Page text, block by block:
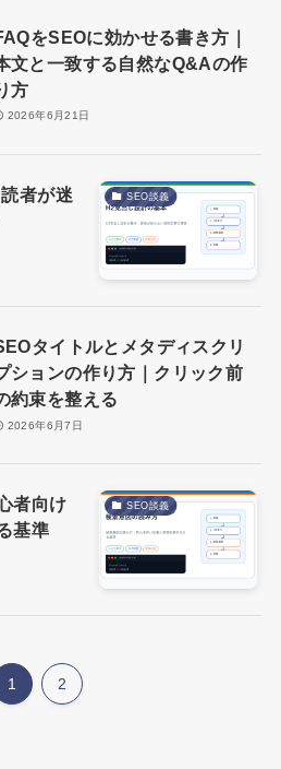
をSEOに効かせる書き方｜
文と一致する自然なQ&Aの作
方
2026年6月21日
SEO談義
者が迷
タイトルとメタディスクリ
ションの作り方｜クリック前
約束を整える
2026年6月7日
SEO談義
者向け
基準
1 2